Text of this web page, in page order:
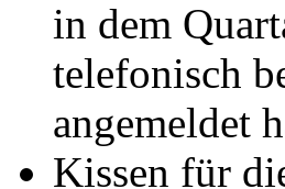
in dem
telefonisch
angemeldet
Kissen für